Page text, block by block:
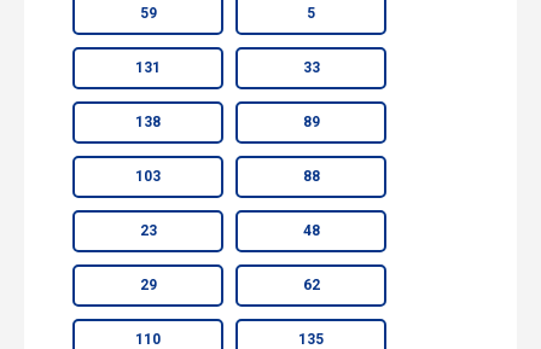
59 5
131 33
138 89
103 88
23 48
29 62
110 135